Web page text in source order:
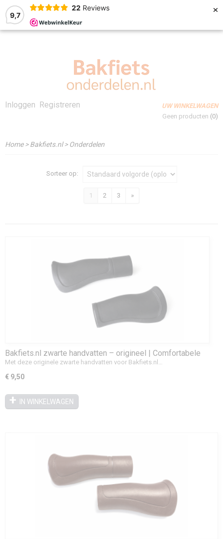
9,7
22 Reviews ×
Inloggen Registreren
UW WINKELWAGEN
Geen producten (0)
Home>Bakfiets.nl> Onderdelen
Sorteer op:
1 2 3 »
Bakfiets.nl zwarte handvatten – origineel | Comfortabele
grip (L 120 mm / R 90 mm)
Met deze originele zwarte handvatten voor Bakfiets.nl…
€ 9,50
IN WINKELWAGEN